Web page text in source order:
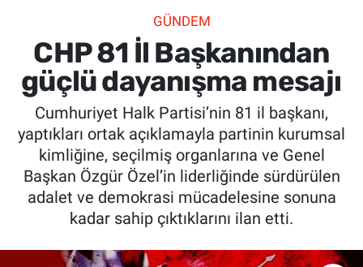
GÜNDEM
CHP 81 İl Başkanından
güçlü dayanışma mesajı
Cumhuriyet Halk Partisi’nin 81 il başkanı,
yaptıkları ortak açıklamayla partinin kurumsal
kimliğine, seçilmiş organlarına ve Genel
Başkan Özgür Özel’in liderliğinde sürdürülen
adalet ve demokrasi mücadelesine sonuna
kadar sahip çıktıklarını ilan etti.
SPOR
SAĞLIK